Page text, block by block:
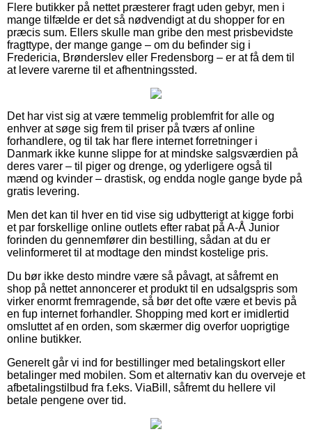
Flere butikker på nettet præsterer fragt uden gebyr, men i
mange tilfælde er det så nødvendigt at du shopper for en
præcis sum. Ellers skulle man gribe den mest prisbevidste
fragttype, der mange gange – om du befinder sig i
Fredericia, Brønderslev eller Fredensborg – er at få dem til
at levere varerne til et afhentningssted.
Det har vist sig at være temmelig problemfrit for alle og
enhver at søge sig frem til priser på tværs af online
forhandlere, og til tak har flere internet forretninger i
Danmark ikke kunne slippe for at mindske salgsværdien på
deres varer – til piger og drenge, og yderligere også til
mænd og kvinder – drastisk, og endda nogle gange byde på
gratis levering.
Men det kan til hver en tid vise sig udbytterigt at kigge forbi
et par forskellige online outlets efter rabat på A-Å Junior
forinden du gennemfører din bestilling, sådan at du er
velinformeret til at modtage den mindst kostelige pris.
Du bør ikke desto mindre være så påvagt, at såfremt en
shop på nettet annoncerer et produkt til en udsalgspris som
virker enormt fremragende, så bør det ofte være et bevis på
en fup internet forhandler. Shopping med kort er imidlertid
omsluttet af en orden, som skærmer dig overfor uoprigtige
online butikker.
Generelt går vi ind for bestillinger med betalingskort eller
betalinger med mobilen. Som et alternativ kan du overveje et
afbetalingstilbud fra f.eks. ViaBill, såfremt du hellere vil
betale pengene over tid.